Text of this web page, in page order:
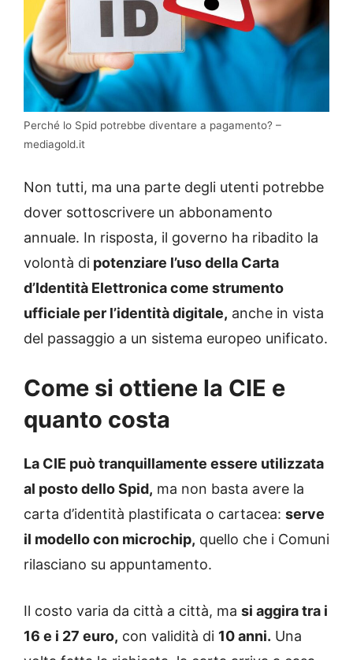
Perché lo Spid potrebbe diventare a pagamento? –
mediagold.it
Non tutti, ma una parte degli utenti potrebbe
dover sottoscrivere un abbonamento
annuale. In risposta, il governo ha ribadito la
volontà di potenziare l’uso della Carta
d’Identità Elettronica come strumento
ufficiale per l’identità digitale, anche in vista
del passaggio a un sistema europeo unificato.
Come si ottiene la CIE e
quanto costa
La CIE può tranquillamente essere utilizzata
al posto dello Spid, ma non basta avere la
carta d’identità plastificata o cartacea: serve
il modello con microchip, quello che i Comuni
rilasciano su appuntamento.
Il costo varia da città a città, ma si aggira tra i
16 e i 27 euro, con validità di 10 anni. Una